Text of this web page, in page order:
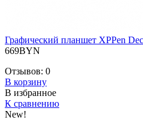
Графический планшет XPPen
669BYN
Отзывов: 0
В корзину
В избранное
К сравнению
New!